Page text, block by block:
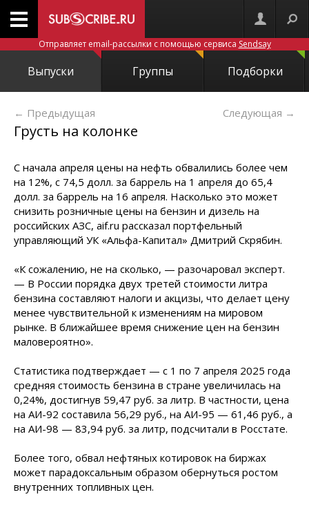
Отправляет email-рассылки с помощью сервиса Sendsay
Выпуски Группы Подборки
← Предыдущая Следующая →
Грусть на колонке
С начала апреля цены на нефть обвалились более чем
на 12%, с 74,5 долл. за баррель на 1 апреля до 65,4
долл. за баррель на 16 апреля. Насколько это может
снизить розничные цены на бензин и дизель на
российских АЗС, aif.ru рассказал портфельный
управляющий УК «Альфа-Капитал» Дмитрий Скрябин.
«К сожалению, не на сколько, — разочаровал эксперт.
— В России порядка двух третей стоимости литра
бензина составляют налоги и акцизы, что делает цену
менее чувствительной к изменениям на мировом
рынке. В ближайшее время снижение цен на бензин
маловероятно».
Статистика подтверждает — с 1 по 7 апреля 2025 года
средняя стоимость бензина в стране увеличилась на
0,24%, достигнув 59,47 руб. за литр. В частности, цена
на АИ-92 составила 56,29 руб., на АИ-95 — 61,46 руб., а
на АИ-98 — 83,94 руб. за литр, подсчитали в Росстате.
Более того, обвал нефтяных котировок на биржах
может парадоксальным образом обернуться ростом
внутренних топливных цен.